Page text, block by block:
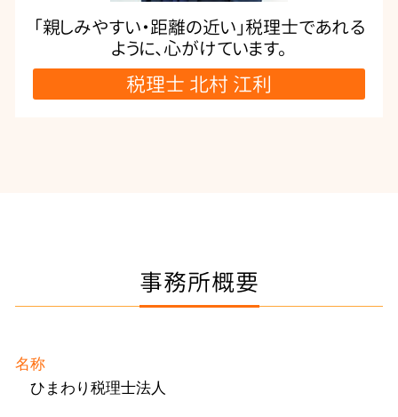
「親しみやすい・距離の近い」税理士であれる
ように、心がけています。
税理士 北村 江利
事務所概要
名称
ひまわり税理士法人